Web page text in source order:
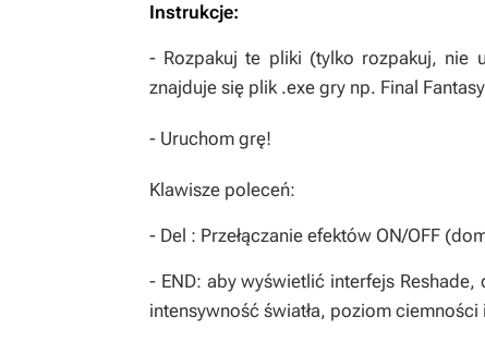
Instrukcje:
- Rozpakuj te pliki (tylko rozpakuj, nie
znajduje się plik .exe gry np. Final
- Uruchom grę!
Klawisze poleceń:
- Del : Przełączanie efektów ON/OFF
- END: aby wyświetlić interfejs
intensywność światła, poziom